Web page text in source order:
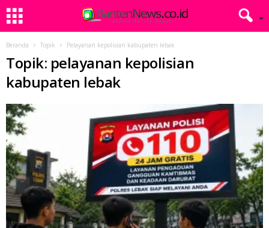
Beranda Topik Pelayanan kepolisian kabupaten lebak
Topik: pelayanan kepolisian
kabupaten lebak